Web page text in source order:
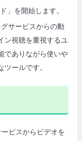
」を開始します。
グサービスからの動
ン視聴を重視するユ
でありながら使いや
ールです。
ビスからビデオを